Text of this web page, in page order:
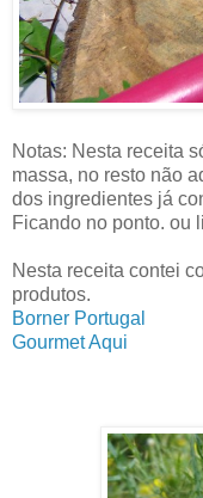
Notas: Nesta receita
massa, no resto não
dos ingredientes já
Ficando no ponto. ou
Nesta receita contei
produtos.
Borner Portugal
Gourmet Aqui